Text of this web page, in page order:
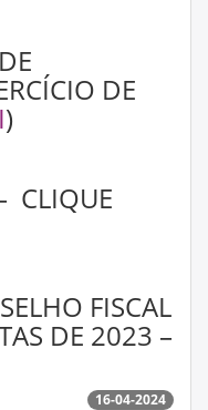
DE
)
CLIQUE
FISCAL
DE 2023 –
16-04-2024